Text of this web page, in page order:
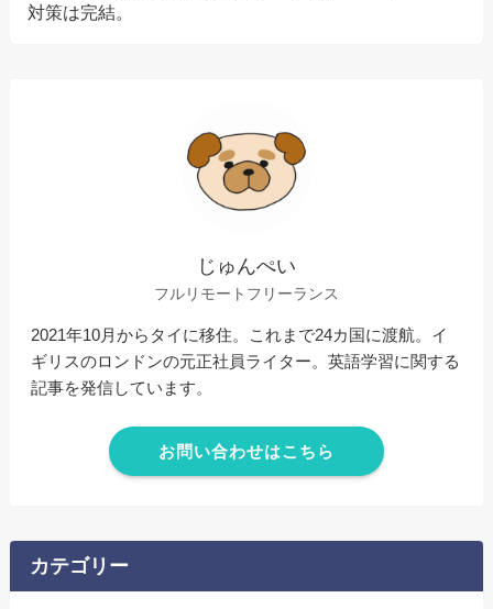
対策は完結。
じゅんぺい
フルリモートフリーランス
2021年10月からタイに移住。これまで24カ国に渡航。イ
ギリスのロンドンの元正社員ライター。英語学習に関する
記事を発信しています。
お問い合わせはこちら
カテゴリー